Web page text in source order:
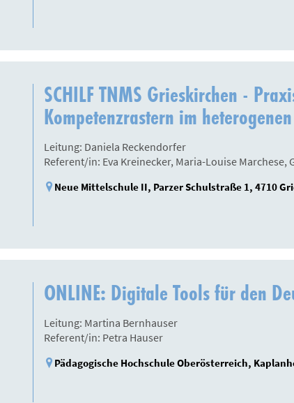
SCHILF TNMS Grieskirchen -
Kompetenzrastern im
Leitung: Daniela Reckendorfer
Referent/in: Eva Kreinecker, Maria-Louise Marchese,
Neue Mittelschule II, Parzer Schulstraße 1, 4710
ONLINE: Digitale Tools für den
Leitung: Martina Bernhauser
Referent/in: Petra Hauser
Pädagogische Hochschule Oberösterreich,